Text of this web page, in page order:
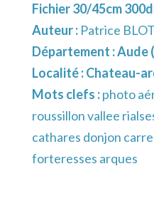
Fichier 30/45cm
Auteur : Patrice BLOT
Département :Aude
Localité :Chateau-
Mots clefs :photo
roussillon vallee
cathares donjon
forteresses arques